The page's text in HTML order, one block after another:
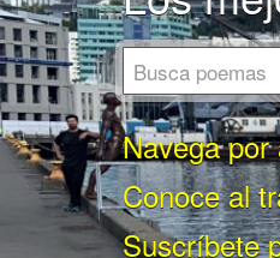
Navega
Conoce al
Suscríbete